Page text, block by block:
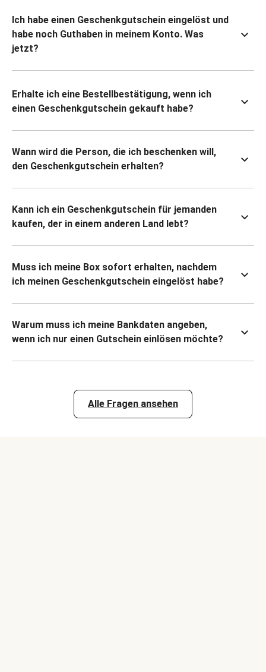
Ich habe einen Geschenkgutschein eingelöst und
habe noch Guthaben in meinem Konto. Was
jetzt?
Erhalte ich eine Bestellbestätigung, wenn ich
einen Geschenkgutschein gekauft habe?
Wann wird die Person, die ich beschenken will,
den Geschenkgutschein erhalten?
Kann ich ein Geschenkgutschein für jemanden
kaufen, der in einem anderen Land lebt?
Muss ich meine Box sofort erhalten, nachdem
ich meinen Geschenkgutschein eingelöst habe?
Warum muss ich meine Bankdaten angeben,
wenn ich nur einen Gutschein einlösen möchte?
Alle Fragen ansehen